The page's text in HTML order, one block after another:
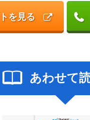
を見る
あわせて